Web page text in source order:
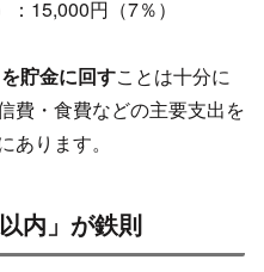
15,000円（7％）
貯金に回すことは十分に
費・食費などの主要支出を
ります。
内」が鉄則